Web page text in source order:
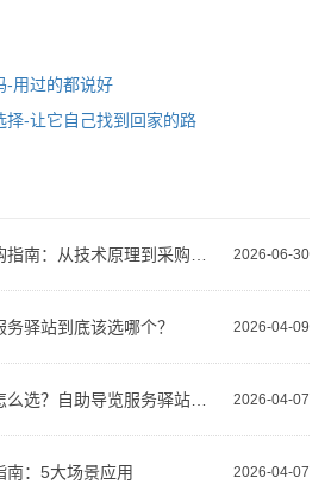
-用过的都说好
择-让它自己找到回家的路
2026-06-30
景区导游无线讲解器选购指南：从技术原理到采购决策
2026-04-09
驿站到底该选哪个？
2026-04-07
景区博物馆共享讲解器怎么选？自助导览服务驿站部署全攻略（2026版）
2026-04-07
南：5大场景应用